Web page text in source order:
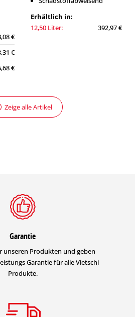
€
€
€
Erhältlich in:
12,50 Liter:
392,97 €
Zeige alle Artikel
Garantie
unseren Produkten und geben
Garantie für alle Vietschi
Produkte.